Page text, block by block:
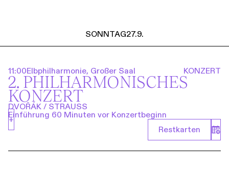
SONNTAG27.9.
11:00Elbphilharmonie, Großer Saal KONZERT
2. PHILHARMO­NISCHES
KONZERT
DVOŘÁK / STRAUSS
Einführung 60 Minuten vor Konzertbeginn
Restkarten
+